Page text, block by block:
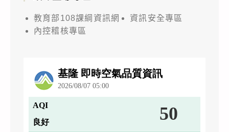
教育部108課綱資訊網
資訊安全專區
內控稽核專區